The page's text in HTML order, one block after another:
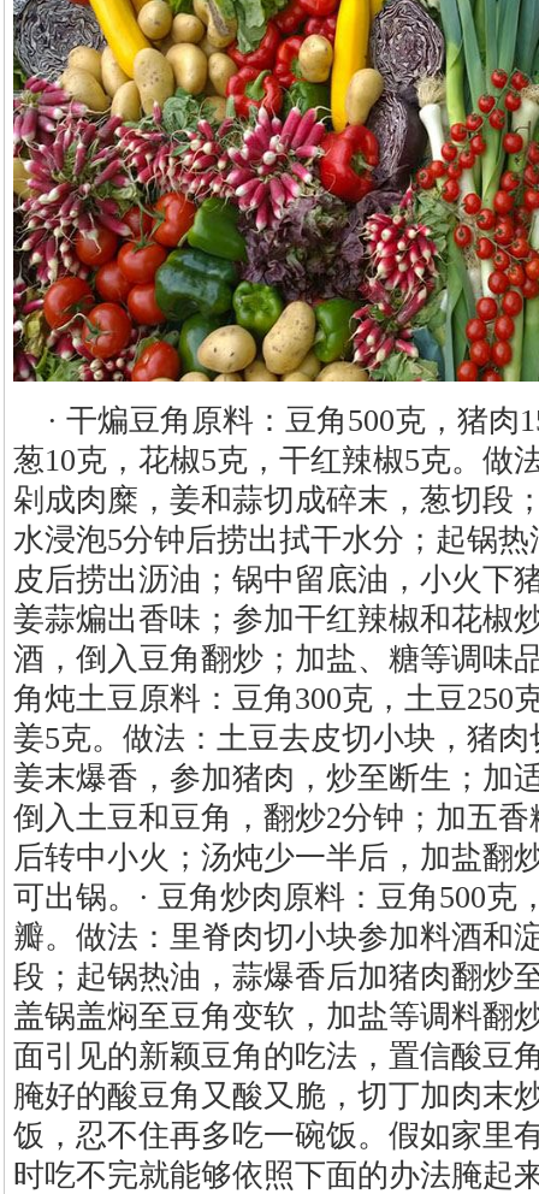
· 干煸豆角原料：豆角500克，猪肉
葱10克，花椒5克，干红辣椒5克。做
剁成肉糜，姜和蒜切成碎末，葱切段
水浸泡5分钟后捞出拭干水分；起锅
皮后捞出沥油；锅中留底油，小火下
姜蒜煸出香味；参加干红辣椒和花椒
酒，倒入豆角翻炒；加盐、糖等调味
角炖土豆原料：豆角300克，土豆250
姜5克。做法：土豆去皮切小块，猪
姜末爆香，参加猪肉，炒至断生；加
倒入土豆和豆角，翻炒2分钟；加五
后转中小火；汤炖少一半后，加盐翻
可出锅。· 豆角炒肉原料：豆角500克
瓣。做法：里脊肉切小块参加料酒和
段；起锅热油，蒜爆香后加猪肉翻炒
盖锅盖焖至豆角变软，加盐等调料翻
面引见的新颖豆角的吃法，置信酸豆
腌好的酸豆角又酸又脆，切丁加肉末
饭，忍不住再多吃一碗饭。假如家里
时吃不完就能够依照下面的办法腌起